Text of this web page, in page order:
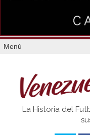
Menú
La Historia del